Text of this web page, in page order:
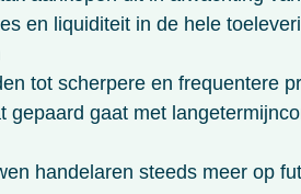
en liquiditeit in de hele
tot scherpere en frequentere
gepaard gaat met
handelaren steeds meer op